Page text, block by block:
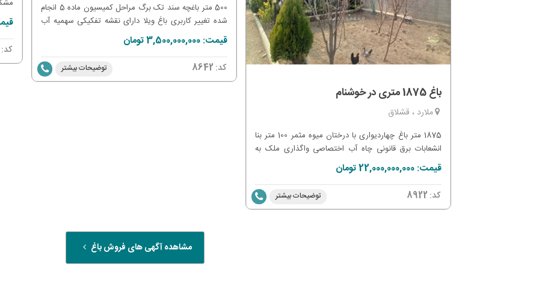
500 متر باغچه سند تک برگ مراحل کمیسیون ماده 5 انجام
شده تغییر کاربری باغ ویلا دارای نقشه تفکیکی سهمیه آب
کشاورزی سرمایه گذاری
قیمت: 3,500,000,000 تومان
کد: 8642 توضیحات بیشتر
و
قیمت:
کد:
باغ 1875 متری در خوشنام
ملارد ، قشلاق
1875 متر باغ چهاردیواری با درختان میوه مثمر 100 متر بنا
انشعابات برق قانونی چاه آب اختصاصی واگذاری ملک به
صورت سند تک برگ
قیمت: 22,000,000,000 تومان
کد: 8922 توضیحات بیشتر
مشاهده آگهی های فروش باغ